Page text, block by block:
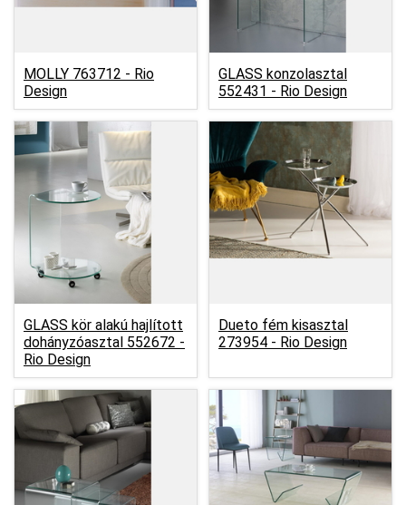
MOLLY 763712 - Rio
Design
GLASS konzolasztal
552431 - Rio Design
GLASS kör alakú hajlított
dohányzóasztal 552672 -
Rio Design
Dueto fém kisasztal
273954 - Rio Design